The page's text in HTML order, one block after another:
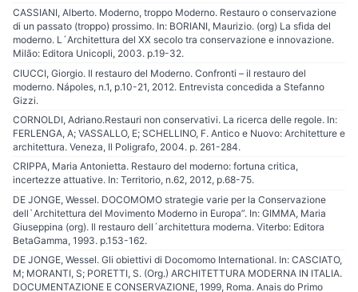
CASSIANI, Alberto. Moderno, troppo Moderno. Restauro o conservazione
di un passato (troppo) prossimo. In: BORIANI, Maurizio. (org) La sfida del
moderno. L´Architettura del XX secolo tra conservazione e innovazione.
Milão: Editora Unicopli, 2003. p.19-32.
CIUCCI, Giorgio. Il restauro del Moderno. Confronti – il restauro del
moderno. Nápoles, n.1, p.10-21, 2012. Entrevista concedida a Stefanno
Gizzi.
CORNOLDI, Adriano.Restauri non conservativi. La ricerca delle regole. In:
FERLENGA, A; VASSALLO, E; SCHELLINO, F. Antico e Nuovo: Architetture e
architettura. Veneza, Il Poligrafo, 2004. p. 261-284.
CRIPPA, Maria Antonietta. Restauro del moderno: fortuna critica,
incertezze attuative. In: Territorio, n.62, 2012, p.68-75.
DE JONGE, Wessel. DOCOMOMO strategie varie per la Conservazione
dell`Architettura del Movimento Moderno in Europa”. In: GIMMA, Maria
Giuseppina (org). Il restauro dell´architettura moderna. Viterbo: Editora
BetaGamma, 1993. p.153-162.
DE JONGE, Wessel. Gli obiettivi di Docomomo International. In: CASCIATO,
M; MORANTI, S; PORETTI, S. (Org.) ARCHITETTURA MODERNA IN ITALIA.
DOCUMENTAZIONE E CONSERVAZIONE, 1999, Roma. Anais do Primo